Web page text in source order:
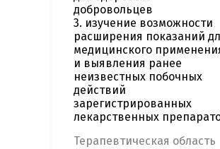
добровольцев
3. изучение возможности
расширения показаний
медицинского
и выявления ранее
неизвестных побочных
действий
зарегистрированных
лекарственных
Терапевтическая область